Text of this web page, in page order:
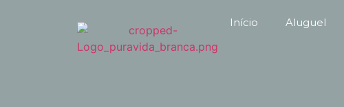
Início Aluguel